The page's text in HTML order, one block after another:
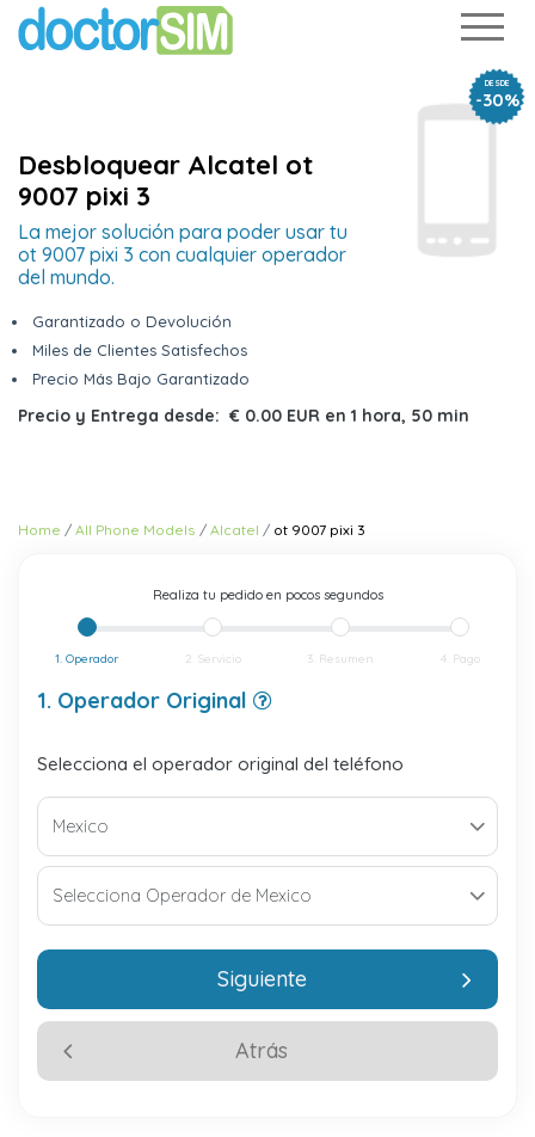
DESDE
-30%
Desbloquear Alcatel ot
9007 pixi 3
La mejor solución para poder usar tu
ot 9007 pixi 3 con cualquier operador
del mundo.
Garantizado o Devolución
Miles de Clientes Satisfechos
Precio Más Bajo Garantizado
Precio y Entrega desde: € 0.00 EUR en 1 hora, 50 min
Home All Phone Models Alcatel ot 9007 pixi 3
Realiza tu pedido en pocos segundos
1. Operador 2. Servicio 3. Resumen 4. Pago
1. Operador Original
Selecciona el operador original del teléfono
Atrás
Siguiente